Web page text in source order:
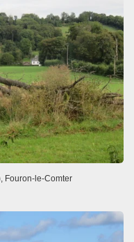
Fouron-le-Comter